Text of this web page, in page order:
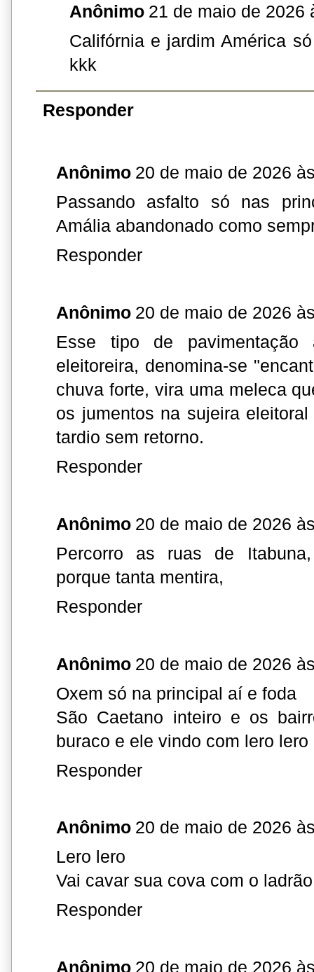
Anônimo 21 de maio de 2026
Califórnia e jardim América
kkk
Responder
Anônimo 20 de maio de 2026
Passando asfalto só nas
Amália abandonado como
Responder
Anônimo 20 de maio de 2026
Esse tipo de
eleitoreira, denomina-se
chuva forte, vira uma meleca
os jumentos na sujeira
tardio sem retorno.
Responder
Anônimo 20 de maio de 2026
Percorro as ruas de
porque tanta mentira,
Responder
Anônimo 20 de maio de 2026
Oxem só na principal aí e foda
São Caetano inteiro e os
buraco e ele vindo com lero lero
Responder
Anônimo 20 de maio de 2026
Lero lero
Vai cavar sua cova com o
Responder
Anônimo 20 de maio de 2026